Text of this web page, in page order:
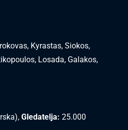
Kyrastas, Siokos,
Losada, Galakos,
Gledatelja: 25.000